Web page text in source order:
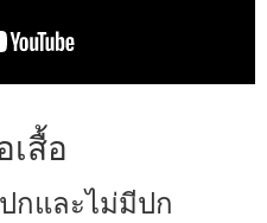
เสื้อ
กและไม่มีปก